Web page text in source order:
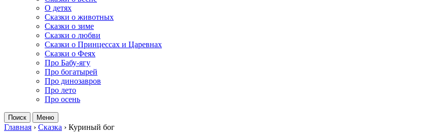
О детях
Сказки о животных
Сказки о зиме
Сказки о любви
Сказки о Принцессах и Царевнах
Сказки о Феях
Про Бабу-ягу
Про богатырей
Про динозавров
Про лето
Про осень
Поиск Меню
Главная › Сказка › Куриный бог